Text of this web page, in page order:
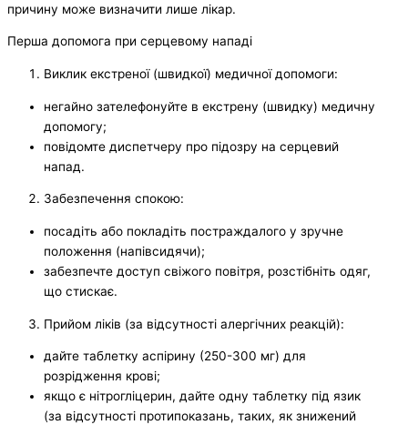
причину може визначити лише лікар.
Перша допомога при серцевому нападі
Виклик екстреної (швидкої) медичної допомоги:
негайно зателефонуйте в екстрену (швидку) медичну
допомогу;
повідомте диспетчеру про підозру на серцевий
напад.
Забезпечення спокою:
посадіть або покладіть постраждалого у зручне
положення (напівсидячи);
забезпечте доступ свіжого повітря, розстібніть одяг,
що стискає.
Прийом ліків (за відсутності алергічних реакцій):
дайте таблетку аспірину (250-300 мг) для
розрідження крові;
якщо є нітрогліцерин, дайте одну таблетку під язик
(за відсутності протипоказань, таких, як знижений